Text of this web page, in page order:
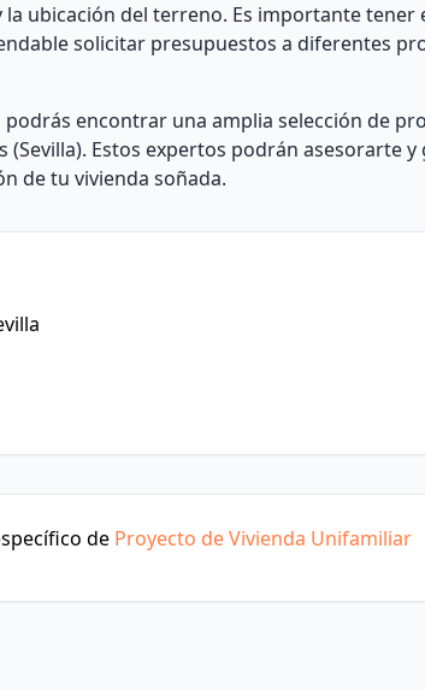
ubicación del terreno. Es importante tener
solicitar presupuestos a diferentes
encontrar una amplia selección de
Estos expertos podrán asesorarte y
de tu vivienda soñada.
de Proyecto de Vivienda Unifamiliar